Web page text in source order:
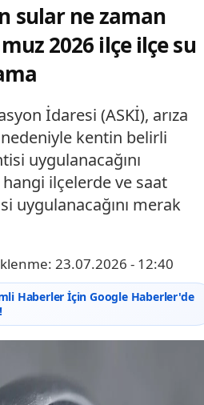
sular ne zaman
2026 ilçe ilçe su
İdaresi (ASKİ), arıza
nedeniyle kentin belirli
uygulanacağını
hangi ilçelerde ve saat
uygulanacağını merak
23.07.2026 - 12:40
Haberler İçin Google Haberler'de